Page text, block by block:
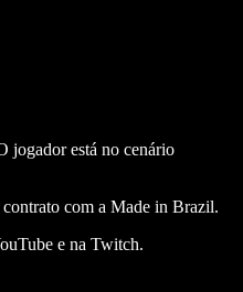
jogador está no cenário
com a Made in Brazil.
e na Twitch.